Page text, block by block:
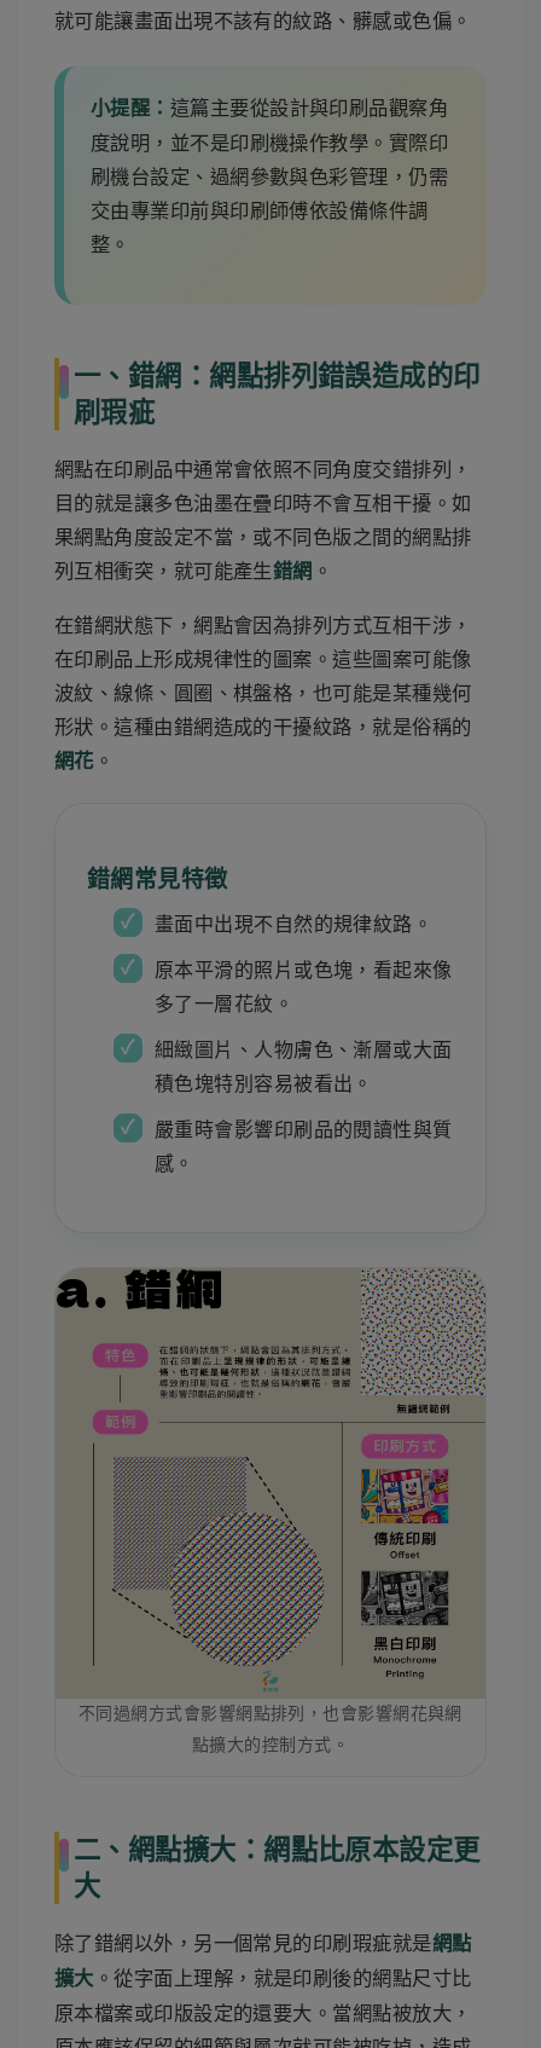
就可能讓畫面出現不該有的紋路、髒感或色偏。
小提醒： 這篇主要從設計與印刷品觀察角
度說明，並不是印刷機操作教學。實際印
刷機台設定、過網參數與色彩管理，仍需
交由專業印前與印刷師傅依設備條件調
整。
一、錯網：網點排列錯誤造成的印
刷瑕疵
網點在印刷品中通常會依照不同角度交錯排列，
目的就是讓多色油墨在疊印時不會互相干擾。如
果網點角度設定不當，或不同色版之間的網點排
列互相衝突，就可能產生錯網 。
在錯網狀態下，網點會因為排列方式互相干涉，
在印刷品上形成規律性的圖案。這些圖案可能像
波紋、線條、圓圈、棋盤格，也可能是某種幾何
形狀。這種由錯網造成的干擾紋路，就是俗稱的
網花 。
錯網常見特徵
畫面中出現不自然的規律紋路。
原本平滑的照片或色塊，看起來像
多了一層花紋。
細緻圖片、人物膚色、漸層或大面
積色塊特別容易被看出。
嚴重時會影響印刷品的閱讀性與質
感。
不同過網方式會影響網點排列，也會影響網花與網
點擴大的控制方式。
二、網點擴大：網點比原本設定更
大
除了錯網以外，另一個常見的印刷瑕疵就是網點
擴大 。從字面上理解，就是印刷後的網點尺寸比
原本檔案或印版設定的還要大。當網點被放大，